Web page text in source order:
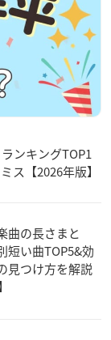
ンキングTOP1
ス【2026年版】
曲の長さまと
短い曲TOP5&効
見つけ方を解説